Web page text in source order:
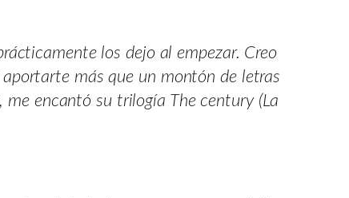
los dejo al empezar. Creo
más que un montón de letras
me encantó su trilogía The century (La